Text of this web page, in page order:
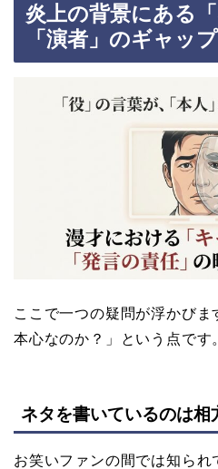
炎上の背景にある
「演者」のギャップ
ここで一つの疑問が浮かび
本心なのか？」という点です
ネタを書いているのは相
お笑いファンの間では知ら